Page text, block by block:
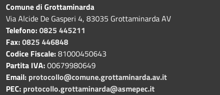
Comune di Grottaminarda
Via Alcide De Gasperi 4, 83035 Grottaminarda AV
Telefono:0825 445211
Fax:0825 446848
Codice Fiscale:81000450643
Partita IVA:00679980649
Email: protocollo@comune.grottaminarda.av.it
PEC: protocollo.grottaminarda@asmepec.it